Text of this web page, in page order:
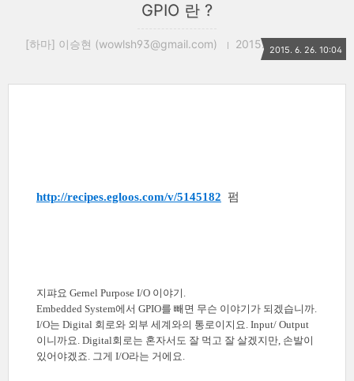
GPIO 란 ?
[하마] 이승현 (wowlsh93@gmail.com) 2015. 6. 26. 10:04
2015. 6. 26. 10:04
http://recipes.egloos.com/v/5145182 펌
지퍄요 Gernel Purpose I/O 이야기.
Embedded System에서 GPIO를 빼면 무슨 이야기가 되겠습니까.
I/O는 Digital 회로와 외부 세계와의 통로이지요. Input/ Output
이니까요. Digital회로는 혼자서도 잘 먹고 잘 살겠지만, 손발이
있어야겠죠. 그게 I/O라는 거에요.